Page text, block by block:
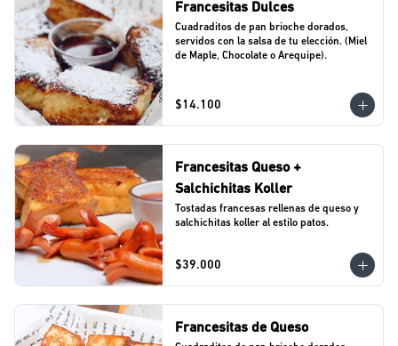
Francesitas Dulces
Cuadraditos de pan brioche dorados,
servidos con la salsa de tu elección. (Miel
de Maple, Chocolate o Arequipe).
$14.100
Francesitas Queso +
Salchichitas Koller
Tostadas francesas rellenas de queso y
salchichitas koller al estilo patos.
$39.000
Francesitas de Queso